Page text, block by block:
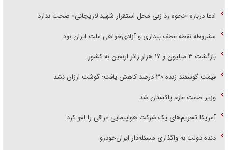
ادعا درباره «نحوه رد زنی محل استقرار شهید لاریجانی» صحت ندارد
مشروطه نقطه عطف بیداری و آزادی‌خواهی ملت ایران بود
بازگشت ۳ میلیون و ۱۷ هزار زائر اربعین به کشور
قیمت گوسفند زنده ۳۰ درصد کاهش یافت؛ گوشت ارزان نشد
وزیر صمت عازم پاکستان شد
آمریکا تحریم‌های یک شرکت هواپیمایی عراقی را لغو کرد
دنده دولت به واگذاری مسئله‌دار ایران‌خودرو